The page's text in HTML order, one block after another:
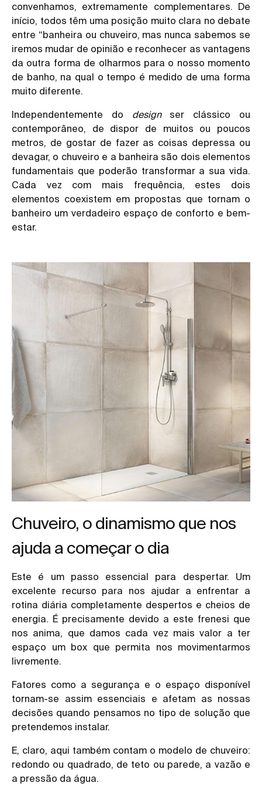
convenhamos, extremamente complementares. De
início, todos têm uma posição muito clara no debate
entre “banheira ou chuveiro, mas nunca sabemos se
iremos mudar de opinião e reconhecer as vantagens
da outra forma de olharmos para o nosso momento
de banho, na qual o tempo é medido de uma forma
muito diferente.
Independentemente do design ser clássico ou
contemporâneo, de dispor de muitos ou poucos
metros, de gostar de fazer as coisas depressa ou
devagar, o chuveiro e a banheira são dois elementos
fundamentais que poderão transformar a sua vida.
Cada vez com mais frequência, estes dois
elementos coexistem em propostas que tornam o
banheiro um verdadeiro espaço de conforto e bem-
estar.
Chuveiro, o dinamismo que nos
ajuda a começar o dia
Este é um passo essencial para despertar. Um
excelente recurso para nos ajudar a enfrentar a
rotina diária completamente despertos e cheios de
energia. É precisamente devido a este frenesi que
nos anima, que damos cada vez mais valor a ter
espaço um box que permita nos movimentarmos
livremente.
Fatores como a segurança e o espaço disponível
tornam-se assim essenciais e afetam as nossas
decisões quando pensamos no tipo de solução que
pretendemos instalar.
E, claro, aqui também contam o modelo de chuveiro:
redondo ou quadrado, de teto ou parede, a vazão e
a pressão da água.